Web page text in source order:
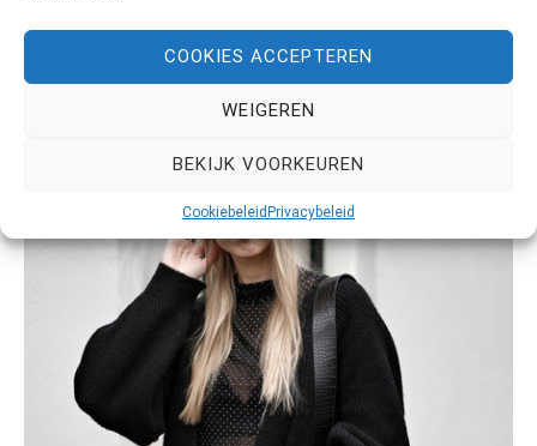
COOKIES ACCEPTEREN
WEIGEREN
BEKIJK VOORKEUREN
CookiebeleidPrivacybeleid